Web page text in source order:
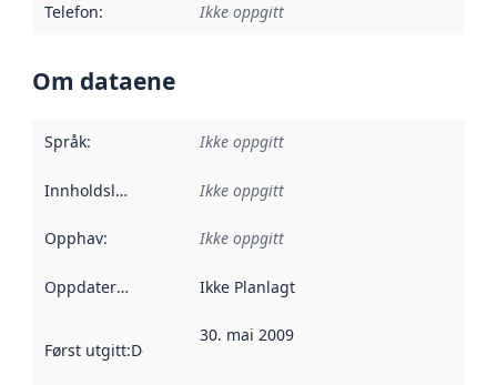
Telefon: Ikke oppgitt
Om dataene
Språk: Ikke oppgitt
Innholdsleverandører :
Ikke oppgitt
Opphav: Ikke oppgitt
Oppdateringsfrekvens :
Ikke Planlagt
Først utgitt:Denne datoen sier når dataene i dette
30. mai 2009